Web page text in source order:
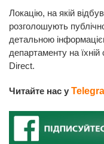
Локацію, на якій
розголошують
детальною
департаменту на їхній
Direct.
Читайте нас у